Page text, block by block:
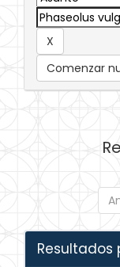
Comenzar
Resultados